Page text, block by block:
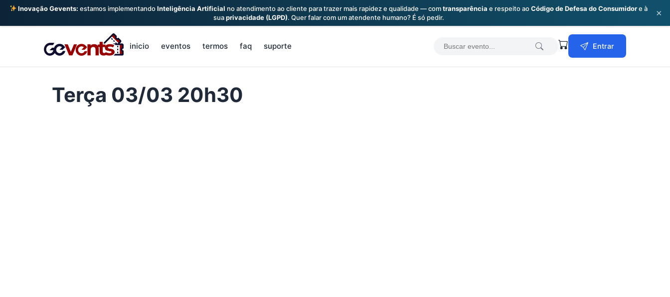
Inovação Gevents: estamos implementandoInteligência Artificial no atendimento ao cliente para trazer mais rapidez e qualidade — comtransparência e respeito aoCódigo de Defesa do Consumidore à
suaprivacidade (LGPD). Quer falar com um atendente humano? É só pedir. ×
inicio eventos termos faq suporte
Search
Entrar
Terça 03/03 20h30